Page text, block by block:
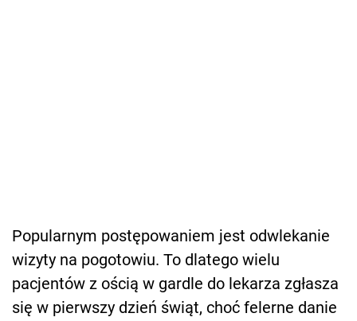
Popularnym postępowaniem jest odwlekanie
wizyty na pogotowiu. To dlatego wielu
pacjentów z ością w gardle do lekarza zgłasza
się w pierwszy dzień świąt, choć felerne danie